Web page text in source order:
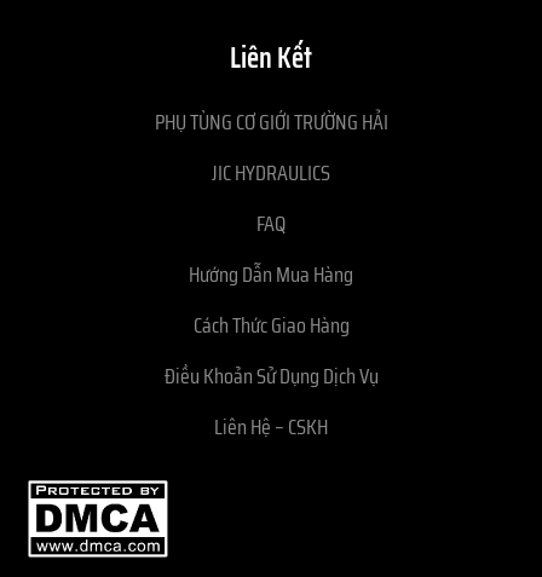
Liên Kết
PHỤ TÙNG CƠ GIỚI TRƯỜNG HẢI
JIC HYDRAULICS
FAQ
Hướng Dẫn Mua Hàng
Cách Thức Giao Hàng
Điều Khoản Sử Dụng Dịch Vụ
Liên Hệ – CSKH